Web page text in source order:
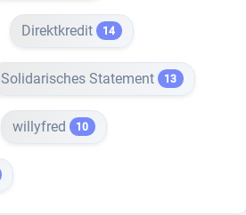
Direktkredit 14
Solidarisches Statement 13
willyfred 10